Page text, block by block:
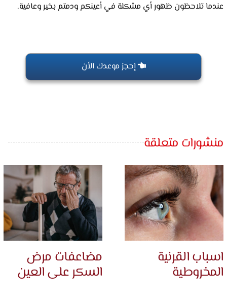
عندما تلاحظون ظهور أي مشكلة في أعينكم ودمتم بخير وعافية.
إحجز موعدك الأن
منشورات متعلقة
اسباب القرنية
المخروطية
مضاعفات مرض
السكر على العين